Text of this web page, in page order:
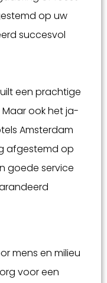
op uw
succesvol
een prachtige
ook het ja-
Amsterdam
afgestemd op
goede service
mens en milieu
voor een